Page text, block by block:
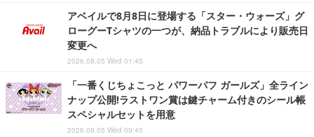
アベイルで8月8日に登場する「スター・ウォーズ」グ
ローグーTシャツの一つが、納品トラブルにより販売日
変更へ
2026.08.05 Wed 01:45
「一番くじちょこっと パワーパフ ガールズ」全ライン
ナップ公開!ラストワン賞は鍵チャーム付きのシール帳
スペシャルセットを用意
2026.08.05 Wed 09:45